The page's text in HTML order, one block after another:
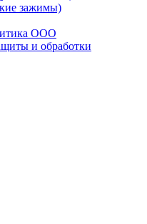
зажимы)
ООО
и обработки